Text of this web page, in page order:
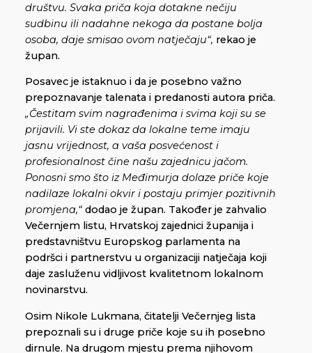
društvu. Svaka priča koja dotakne nečiju
sudbinu ili nadahne nekoga da postane bolja
osoba, daje smisao ovom natječaju“, rekao je
župan.
Posavec je istaknuo i da je posebno važno
prepoznavanje talenata i predanosti autora priča.
„Čestitam svim nagrađenima i svima koji su se
prijavili. Vi ste dokaz da lokalne teme imaju
jasnu vrijednost, a vaša posvećenost i
profesionalnost čine našu zajednicu jačom.
Ponosni smo što iz Međimurja dolaze priče koje
nadilaze lokalni okvir i postaju primjer pozitivnih
promjena,“ dodao je župan. Također je zahvalio
Večernjem listu, Hrvatskoj zajednici županija i
predstavništvu Europskog parlamenta na
podršci i partnerstvu u organizaciji natječaja koji
daje zasluženu vidljivost kvalitetnom lokalnom
novinarstvu.
Osim Nikole Lukmana, čitatelji Večernjeg lista
prepoznali su i druge priče koje su ih posebno
dirnule. Na drugom mjestu prema njihovom